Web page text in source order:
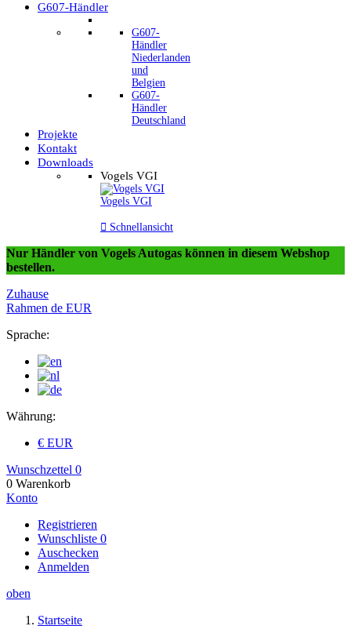
G607-Händler
G607-
Händler
Niederlanden
und
Belgien
G607-
Händler
Deutschland
Projekte
Kontakt
Downloads
Vogels VGI
Vogels VGI
 Schnellansicht
Nur Händler von Vogels Autogas können in diesem Webshop
bestellen.
Zuhause
Rahmen de EUR
Sprache:
Währung:
€ EUR
Wunschzettel 0
0 Warenkorb
Konto
Registrieren
Wunschliste 0
Auschecken
Anmelden
oben
Startseite